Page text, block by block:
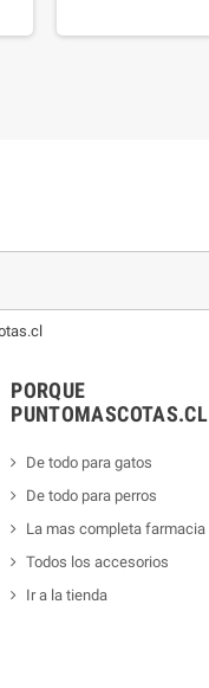
PORQUE
PUNTOMASCOTAS.CL
De todo para gatos
De todo para perros
La mas completa farmacia
Todos los accesorios
Ir a la tienda